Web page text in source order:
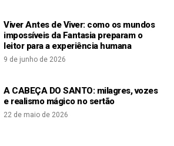
Viver Antes de Viver: como os mundos
impossíveis da Fantasia preparam o
leitor para a experiência humana
9 de junho de 2026
A CABEÇA DO SANTO: milagres, vozes
e realismo mágico no sertão
22 de maio de 2026